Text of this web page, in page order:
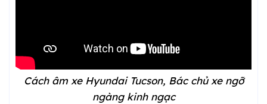
Cách âm xe Hyundai Tucson, Bác chủ xe ngỡ
ngàng kinh ngạc